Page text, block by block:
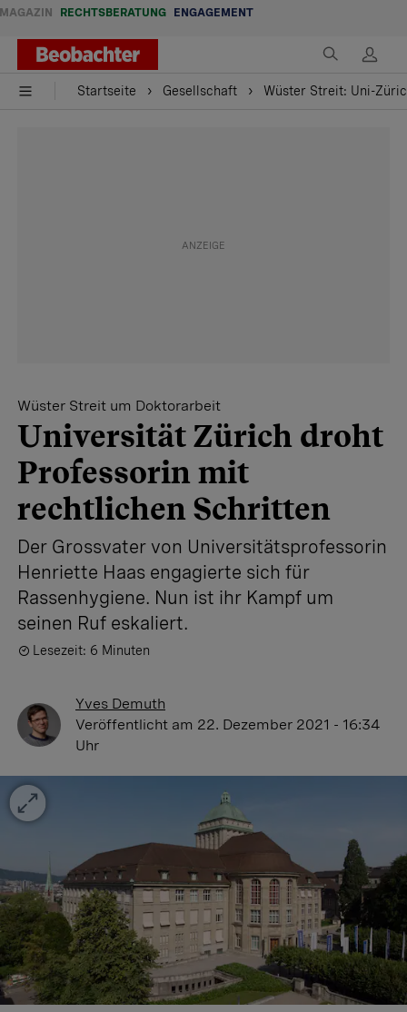
MAGAZIN RECHTSBERATUNG ENGAGEMENT
Startseite Gesellschaft Wüster Streit: Uni-
Wüster Streit um Doktorarbeit
Universität Zürich droht
Professorin mit
rechtlichen Schritten
Der Grossvater von Universitätsprofessorin
Henriette Haas engagierte sich für
Rassenhygiene. Nun ist ihr Kampf um
seinen Ruf eskaliert.
Lesezeit: 6 Minuten
Yves Demuth
Veröffentlicht am 22. Dezember 2021 - 16:34
Uhr